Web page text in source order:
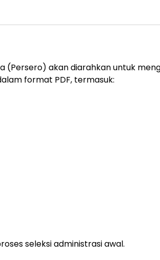
akan diarahkan untuk
format PDF, termasuk:
seleksi administrasi awal.